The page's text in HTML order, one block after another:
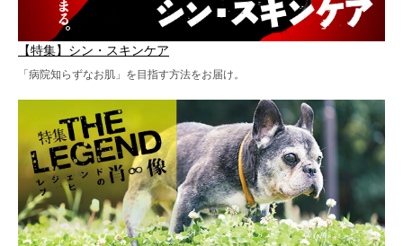
【特集】シン・スキンケア
「病院知らずなお肌」を目指す方法をお届け。